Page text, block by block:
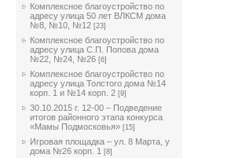
Комплексное благоустройство по
адресу улица 50 лет ВЛКСМ дома
№8, №10, №12 [23]
Комплексное благоустройство по
адресу улица С.П. Попова дома
№22, №24, №26 [6]
Комплексное благоустройство по
адресу улица Толстого дома №14
корп. 1 и №14 корп. 2 [9]
30.10.2015 г. 12-00 – Подведение
итогов районного этапа конкурса
«Мамы Подмосковья» [15]
Игровая площадка – ул. 8 Марта, у
дома №26 корп. 1 [8]